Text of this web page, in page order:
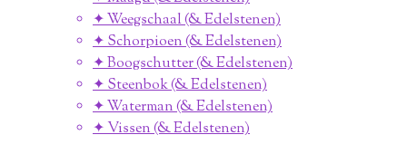
✦ Weegschaal (& Edelstenen)
✦ Schorpioen (& Edelstenen)
✦ Boogschutter (& Edelstenen)
✦ Steenbok (& Edelstenen)
✦ Waterman (& Edelstenen)
✦ Vissen (& Edelstenen)